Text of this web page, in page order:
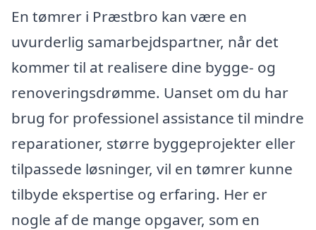
En tømrer i Præstbro kan være en
uvurderlig samarbejdspartner, når det
kommer til at realisere dine bygge- og
renoveringsdrømme. Uanset om du har
brug for professionel assistance til mindre
reparationer, større byggeprojekter eller
tilpassede løsninger, vil en tømrer kunne
tilbyde ekspertise og erfaring. Her er
nogle af de mange opgaver, som en